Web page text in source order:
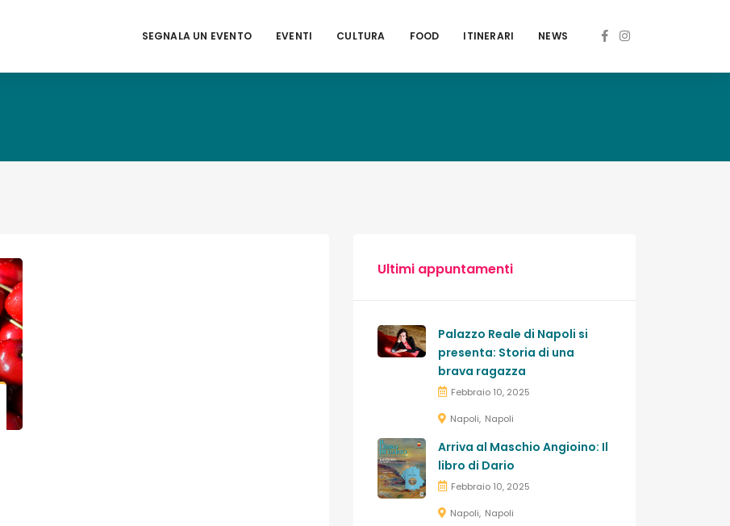
SEGNALA UN EVENTO EVENTI CULTURA FOOD ITINERARI NEWS
Ultimi appuntamenti
Palazzo Reale di Napoli si
presenta: Storia di una
brava ragazza
Febbraio 10, 2025
Napoli Napoli
Arriva al Maschio Angioino: Il
libro di Dario
Febbraio 10, 2025
Napoli Napoli